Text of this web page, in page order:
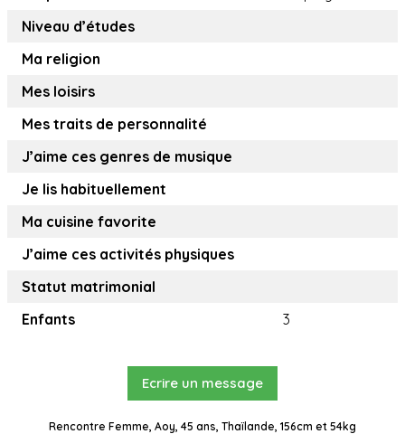
Niveau d’études
Ma religion
Mes loisirs
Mes traits de personnalité
J’aime ces genres de musique
Je lis habituellement
Ma cuisine favorite
J’aime ces activités physiques
Statut matrimonial
Enfants
3
Ecrire un message
Rencontre Femme, Aoy, 45 ans, Thaïlande, 156cm et 54kg